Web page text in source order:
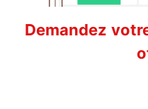
Demandez